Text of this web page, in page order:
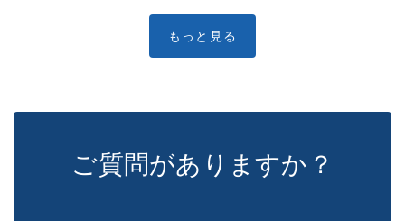
ご質問がありますか？